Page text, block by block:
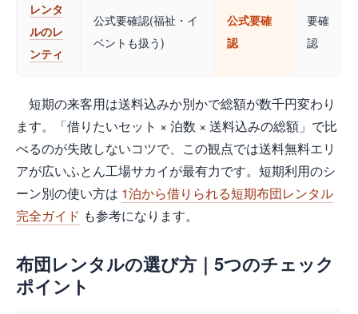
レンタ
ルのレ
ンティ
公式要確認(福祉・イ
ベントも扱う)
公式要確
認
要確
認
短期の来客用は送料込みか別かで総額が数千円変わり
ます。「借りたいセット × 泊数 × 送料込みの総額」で比
べるのが失敗しないコツで、この観点では送料無料エリ
アが広いふとん工場サカイが最有力です。短期利用のシ
ーン別の使い方は 1泊から借りられる短期布団レンタル
完全ガイド も参考になります。
布団レンタルの選び方｜5つのチェック
ポイント